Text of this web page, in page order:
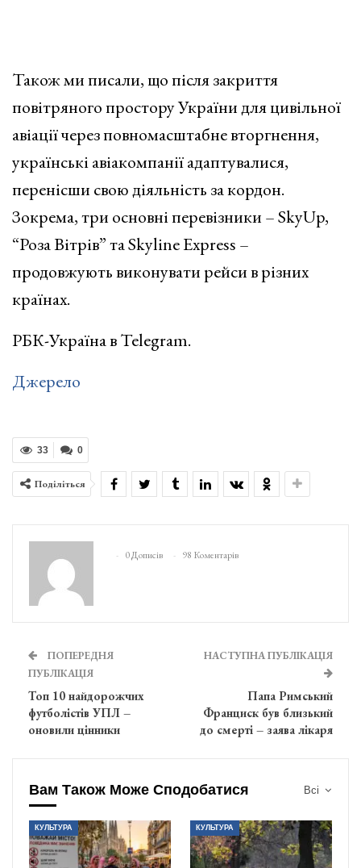
Також ми писали, що після закриття
повітряного простору України для цивільної
авіації через повномасштабне вторгнення,
українські авіакомпанії адаптувалися,
перенісши свою діяльність за кордон.
Зокрема, три основні перевізники – SkyUp,
“Роза Вітрів” та Skyline Express –
продовжують виконувати рейси в різних
країнах.​
РБК-Україна в Telegram.
Джерело
0
33
Поділіться
0 Дописів 98 Коментарів
ПОПЕРЕДНЯ
ПУБЛІКАЦІЯ
Топ 10 найдорожчих
футболістів УПЛ –
оновили цінники
НАСТУПНА ПУБЛІКАЦІЯ
Папа Римський
Франциск був близький
до смерті – заява лікаря
Всі
Вам Також Може Сподобатися
КУЛЬТУРА КУЛЬТУРА